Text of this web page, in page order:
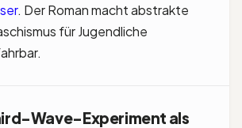
. Der Roman macht abstrakte
für Jugendliche
Wave-Experiment als